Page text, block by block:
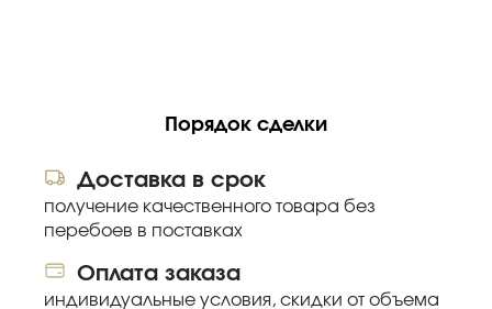
Порядок сделки
Доставка в срок
получение качественного товара без
перебоев в поставках
Оплата заказа
индивидуальные условия, скидки от объема